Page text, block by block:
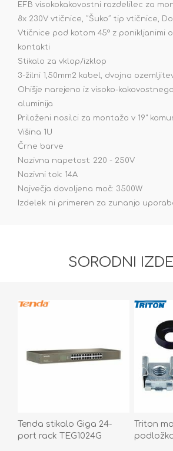
EFB visokokakovostni razdelilec za
8x 230V vtičnice, ˝Šuko˝ tip vtičnice,
Vtičnice pod kotom 45° z ponikljanimi
kontakti
Stikalo za vklop/izklop
3-žilni 1,50mm2 kabel, dvojna
Ohišje narejeno iz visoko-
aluminija
Priloženi nosilci za montažo v 19"
Višina 1U
Črne barve
Nazivna napetost: 220 - 250V
Nazivni tok: 14A
Največja dovoljena moč: 3500W
Izdelek ni primeren za zunanjo
SORODNI
Tenda stikalo Giga 24-
port rack TEG1024G
Triton